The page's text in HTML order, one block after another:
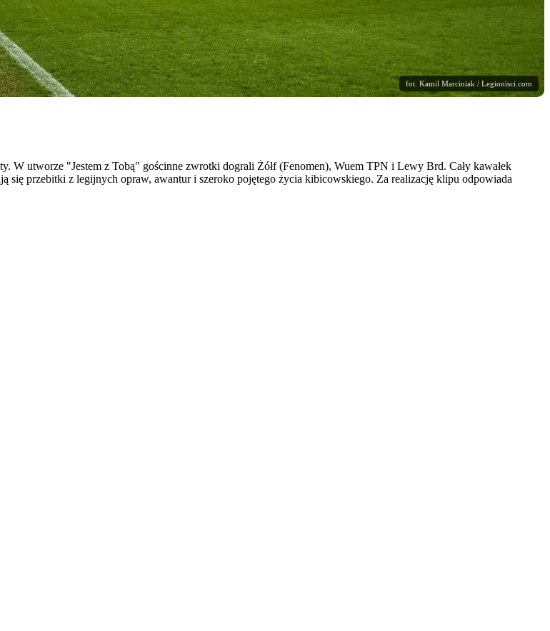
fot. Kamil Marciniak / Legionisci.com
W utworze "Jestem z Tobą" gościnne zwrotki dograli Żółf (Fenomen), Wuem TPN i Lewy Brd. Cały kawałek
przebitki z legijnych opraw, awantur i szeroko pojętego życia kibicowskiego. Za realizację klipu odpowiada